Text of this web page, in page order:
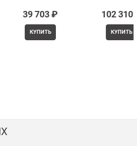
39 703 ₽
КУПИТЬ
102 310
КУПИТЬ